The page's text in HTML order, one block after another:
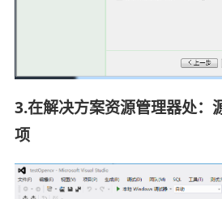
3.在解决方案资源管理器处：
项